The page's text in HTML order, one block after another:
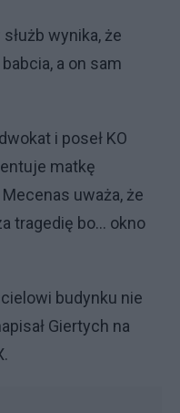
wynika, że
a on sam
i poseł KO
matkę
uważa, że
tragedię bo... okno
budynku nie
Giertych na